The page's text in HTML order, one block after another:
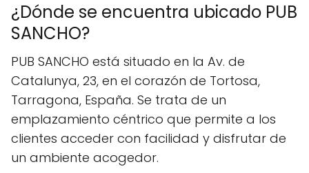
¿Dónde se encuentra ubicado PUB
SANCHO?
PUB SANCHO está situado en la Av. de
Catalunya, 23, en el corazón de Tortosa,
Tarragona, España. Se trata de un
emplazamiento céntrico que permite a los
clientes acceder con facilidad y disfrutar de
un ambiente acogedor.